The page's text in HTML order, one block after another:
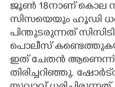
ജൂൺ 18നാണ് കൊല
സിസയെയും ഹൂഡി
പിന്തുടരുന്നത്
പൊലീസ്
ഇത് ചേതൻ
തിരിച്ചറിഞ്ഞു.